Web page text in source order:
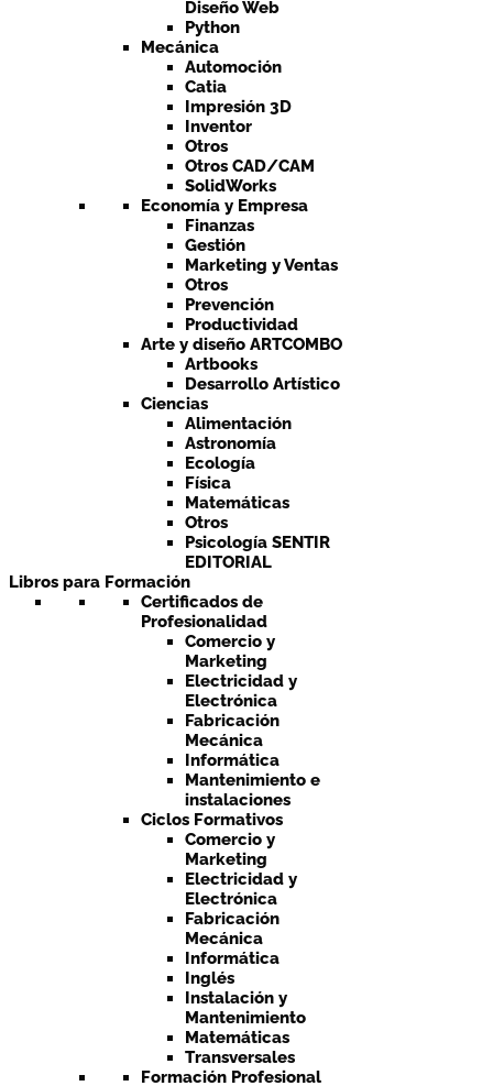
Diseño Web
Python
Mecánica
Automoción
Catia
Impresión 3D
Inventor
Otros
Otros CAD/CAM
SolidWorks
Economía y Empresa
Finanzas
Gestión
Marketing y Ventas
Otros
Prevención
Productividad
Arte y diseño ARTCOMBO
Artbooks
Desarrollo Artístico
Ciencias
Alimentación
Astronomía
Ecología
Física
Matemáticas
Otros
Psicología SENTIR
EDITORIAL
Libros para Formación
Certificados de
Profesionalidad
Comercio y
Marketing
Electricidad y
Electrónica
Fabricación
Mecánica
Informática
Mantenimiento e
instalaciones
Ciclos Formativos
Comercio y
Marketing
Electricidad y
Electrónica
Fabricación
Mecánica
Informática
Inglés
Instalación y
Mantenimiento
Matemáticas
Transversales
Formación Profesional